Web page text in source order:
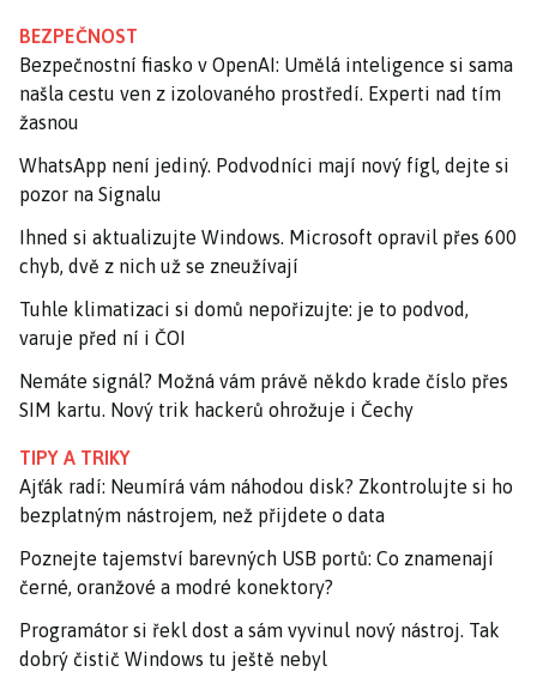
BEZPEČNOST
Bezpečnostní fiasko v OpenAI: Umělá inteligence si sama
našla cestu ven z izolovaného prostředí. Experti nad tím
žasnou
WhatsApp není jediný. Podvodníci mají nový fígl, dejte si
pozor na Signalu
Ihned si aktualizujte Windows. Microsoft opravil přes 600
chyb, dvě z nich už se zneužívají
Tuhle klimatizaci si domů nepořizujte: je to podvod,
varuje před ní i ČOI
Nemáte signál? Možná vám právě někdo krade číslo přes
SIM kartu. Nový trik hackerů ohrožuje i Čechy
TIPY A TRIKY
Ajťák radí: Neumírá vám náhodou disk? Zkontrolujte si ho
bezplatným nástrojem, než přijdete o data
Poznejte tajemství barevných USB portů: Co znamenají
černé, oranžové a modré konektory?
Programátor si řekl dost a sám vyvinul nový nástroj. Tak
dobrý čistič Windows tu ještě nebyl